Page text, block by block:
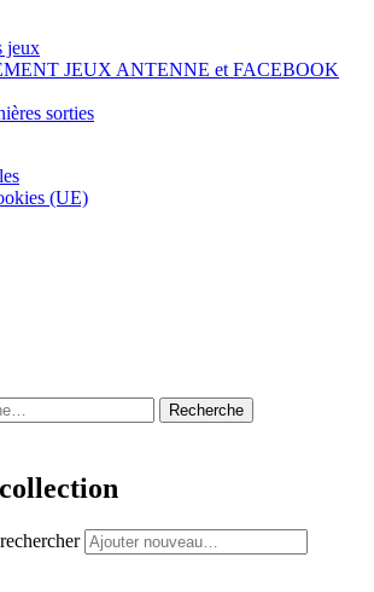
jeux
JEUX ANTENNE et FACEBOOK
sorties
(UE)
Recherche